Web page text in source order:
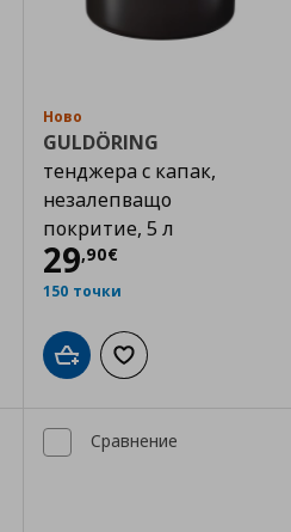
с любими
Ново
GULDÖRING
тенджера с капак,
незалепващо
покритие, 5 л
29,90€
Цена
150 точки
Добави в кошницата
Добави към
Сравнение